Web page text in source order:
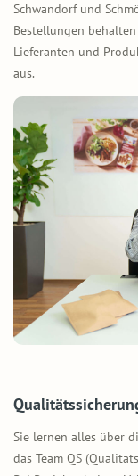
Schwandorf und
Bestellungen
Lieferanten und
aus.
Sie lernen alles über
das Team QS